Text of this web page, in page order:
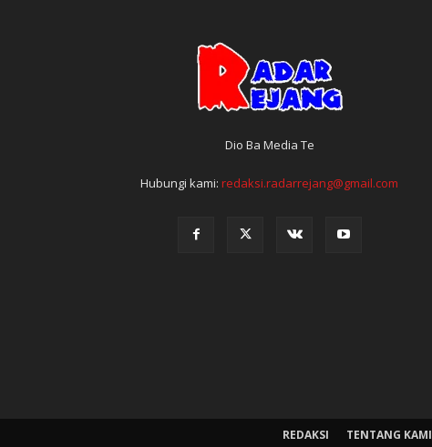
Dio Ba Media Te
Hubungi kami:redaksi.radarrejang@gmail.com
REDAKSI TENTANG KAMI